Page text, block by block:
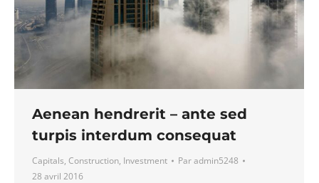
Aenean hendrerit – ante sed
turpis interdum consequat
Capitals, Construction, Investment Paradmin5248
28 avril 2016